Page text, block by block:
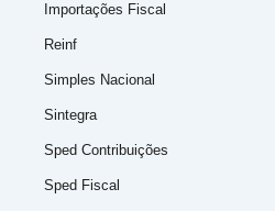
Importações Fiscal
Reinf
Simples Nacional
Sintegra
Sped Contribuições
Sped Fiscal